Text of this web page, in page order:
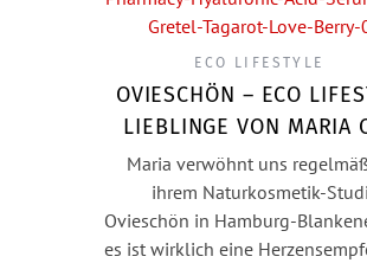
ECO LIFESTYLE
OVIESCHÖN – ECO
LIEBLINGE VON MARIA
Maria verwöhnt uns
ihrem Naturkosmetik-
Ovieschön in Hamburg-
es ist wirklich eine